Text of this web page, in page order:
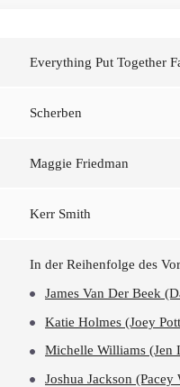
Everything Put Together
Scherben
Maggie Friedman
Kerr Smith
In der Reihenfolge des
James Van Der Beek
Katie Holmes (Joey
Michelle Williams (Jen
Joshua Jackson (Pacey